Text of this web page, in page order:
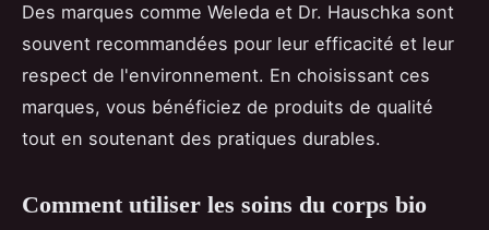
Des marques comme Weleda et Dr. Hauschka sont
souvent recommandées pour leur efficacité et leur
respect de l'environnement. En choisissant ces
marques, vous bénéficiez de produits de qualité
tout en soutenant des pratiques durables.
Comment utiliser les soins du corps bio